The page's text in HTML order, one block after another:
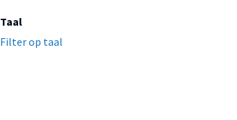
Taal
Filter op taal